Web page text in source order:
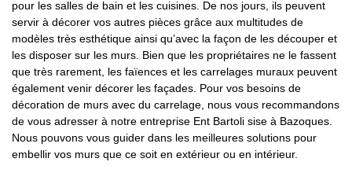
pour les salles de bain et les cuisines. De nos jours, ils peuvent
servir à décorer vos autres pièces grâce aux multitudes de
modèles très esthétique ainsi qu’avec la façon de les découper et
les disposer sur les murs. Bien que les propriétaires ne le fassent
que très rarement, les faïences et les carrelages muraux peuvent
également venir décorer les façades. Pour vos besoins de
décoration de murs avec du carrelage, nous vous recommandons
de vous adresser à notre entreprise Ent Bartoli sise à Bazoques.
Nous pouvons vous guider dans les meilleures solutions pour
embellir vos murs que ce soit en extérieur ou en intérieur.